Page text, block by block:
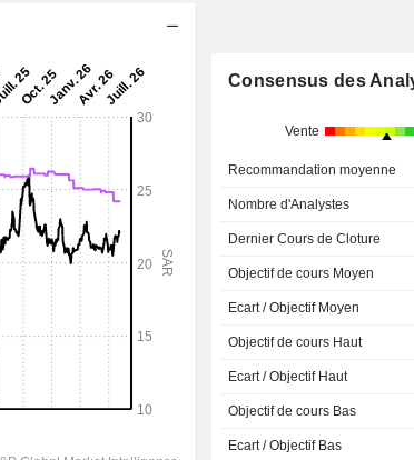
Consensus des
Vente
Recommandation moyenne
Nombre d'Analystes
Dernier Cours de Cloture
Objectif de cours Moyen
Ecart / Objectif Moyen
Objectif de cours Haut
Ecart / Objectif Haut
Objectif de cours Bas
Ecart / Objectif Bas